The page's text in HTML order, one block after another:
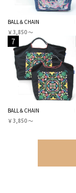
BALL＆CHAIN
￥3,850 〜
7
BALL＆CHAIN
￥3,850 〜